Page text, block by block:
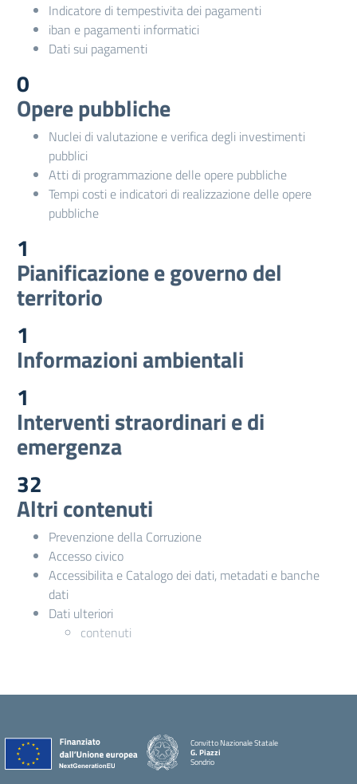
Indicatore di tempestivita dei pagamenti
iban e pagamenti informatici
Dati sui pagamenti
0
Opere pubbliche
Nuclei di valutazione e verifica degli investimenti
pubblici
Atti di programmazione delle opere pubbliche
Tempi costi e indicatori di realizzazione delle opere
pubbliche
1
Pianificazione e governo del
territorio
1
Informazioni ambientali
1
Interventi straordinari e di
emergenza
32
Altri contenuti
Prevenzione della Corruzione
Accesso civico
Accessibilita e Catalogo dei dati, metadati e banche
dati
Dati ulteriori
contenuti
Convitto Nazionale Statale
G. Piazzi
Sondrio